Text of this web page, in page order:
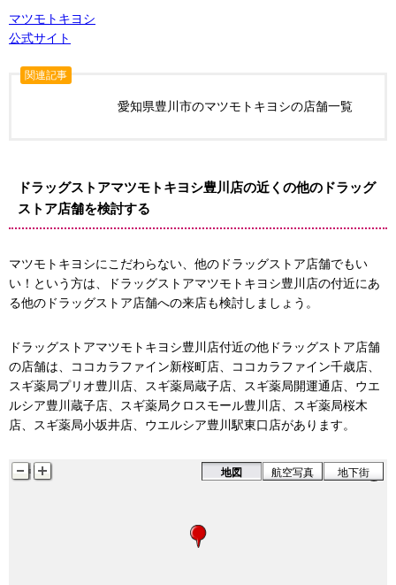
マツモトキヨシ
公式サイト
関連記事
愛知県豊川市のマツモトキヨシの店舗一覧
ドラッグストアマツモトキヨシ豊川店の近くの他のドラッグ
ストア店舗を検討する
マツモトキヨシにこだわらない、他のドラッグストア店舗でもい
い！という方は、ドラッグストアマツモトキヨシ豊川店の付近にあ
る他のドラッグストア店舗への来店も検討しましょう。
ドラッグストアマツモトキヨシ豊川店付近の他ドラッグストア店舗
の店舗は、ココカラファイン新桜町店、ココカラファイン千歳店、
スギ薬局プリオ豊川店、スギ薬局蔵子店、スギ薬局開運通店、ウエ
ルシア豊川蔵子店、スギ薬局クロスモール豊川店、スギ薬局桜木
店、スギ薬局小坂井店、ウエルシア豊川駅東口店があります。
地図 航空写真 地下街